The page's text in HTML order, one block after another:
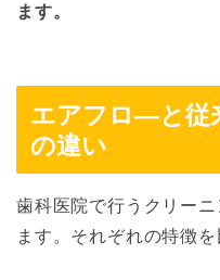
ます。
エアフロ―と従
の違い
歯科医院で行うクリー
ます。それぞれの特徴